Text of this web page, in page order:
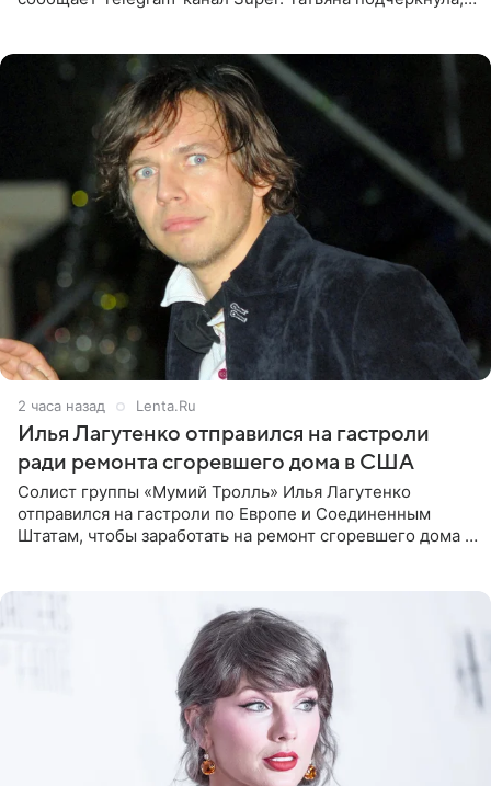
2 часа назад Lenta.Ru
Илья Лагутенко отправился на гастроли
ради ремонта сгоревшего дома в США
Солист группы «Мумий Тролль» Илья Лагутенко
отправился на гастроли по Европе и Соединенным
Штатам, чтобы заработать на ремонт сгоревшего дома в